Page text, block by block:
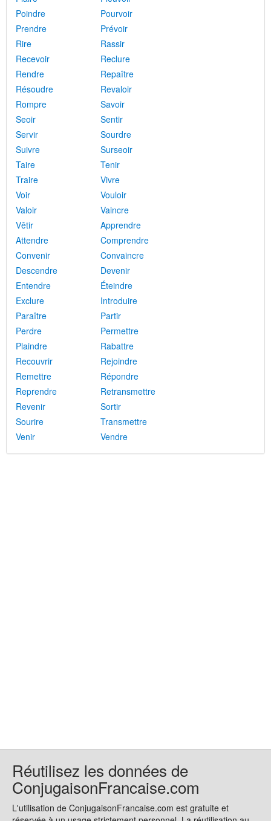
Poindre
Pourvoir
Prendre
Prévoir
Rire
Rassir
Recevoir
Reclure
Rendre
Repaître
Résoudre
Revaloir
Rompre
Savoir
Seoir
Sentir
Servir
Sourdre
Suivre
Surseoir
Taire
Tenir
Traire
Vivre
Voir
Vouloir
Valoir
Vaincre
Vêtir
Apprendre
Attendre
Comprendre
Convenir
Convaincre
Descendre
Devenir
Entendre
Éteindre
Exclure
Introduire
Paraître
Partir
Perdre
Permettre
Plaindre
Rabattre
Recouvrir
Rejoindre
Remettre
Répondre
Reprendre
Retransmettre
Revenir
Sortir
Sourire
Transmettre
Venir
Vendre
Réutilisez les données de
ConjugaisonFrancaise.com
L'utilisation de ConjugaisonFrancaise.com est gratuite et